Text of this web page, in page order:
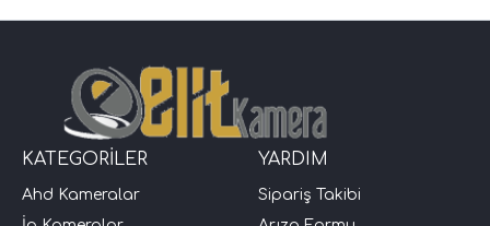
KATEGORİLER
Ahd Kameralar
YARDIM
Sipariş Takibi